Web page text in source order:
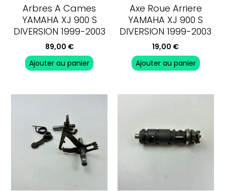
Arbres A Cames
YAMAHA XJ 900 S
DIVERSION 1999-2003
89,00 €
Ajouter au panier
Axe Roue Arriere
YAMAHA XJ 900 S
DIVERSION 1999-2003
19,00 €
Ajouter au panier